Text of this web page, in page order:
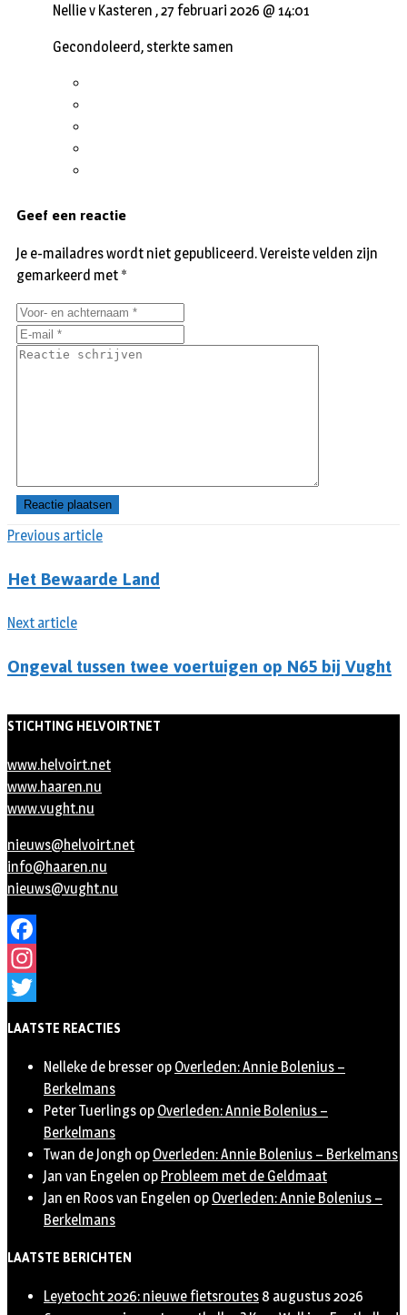
Previous article
Het Bewaarde Land
Next article
Ongeval tussen twee voertuigen op N65 bij Vught
Nellie v Kasteren ,27 februari 2026 @ 14:01
Gecondoleerd, sterkte samen
Geef een reactie
Je e-mailadres wordt niet gepubliceerd.Vereiste velden zijn
gemarkeerd met *
STICHTING HELVOIRTNET
www.helvoirt.net
www.haaren.nu
www.vught.nu
nieuws@helvoirt.net
info@haaren.nu
nieuws@vught.nu
Facebook
Instagram
LAATSTE REACTIES
Nelleke de bresser op Overleden: Annie Bolenius –
Berkelmans
Peter Tuerlings op Overleden: Annie Bolenius –
Berkelmans
Twan de Jongh op Overleden: Annie Bolenius – Berkelmans
Jan van Engelen op Probleem met de Geldmaat
Jan en Roos van Engelen op Overleden: Annie Bolenius –
Berkelmans
LAATSTE BERICHTEN
Leyetocht 2026: nieuwe fietsroutes 8 augustus 2026